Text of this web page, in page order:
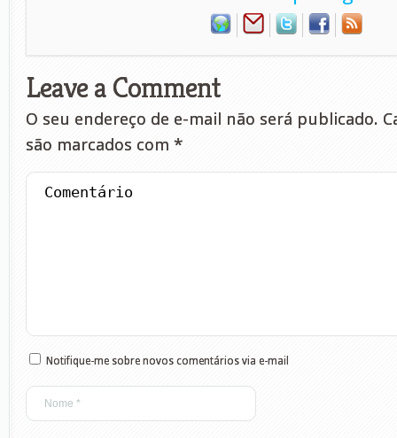
Leave a Comment
O seu endereço de e-mail não será publicado.
são marcados com *
Notifique-me sobre novos comentários via e-mail